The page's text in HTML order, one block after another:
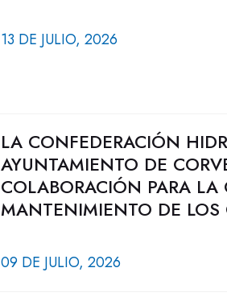
13 DE JULIO, 2026
LA CONFEDERACIÓN
AYUNTAMIENTO DE
COLABORACIÓN PARA LA
MANTENIMIENTO DE LOS
09 DE JULIO, 2026